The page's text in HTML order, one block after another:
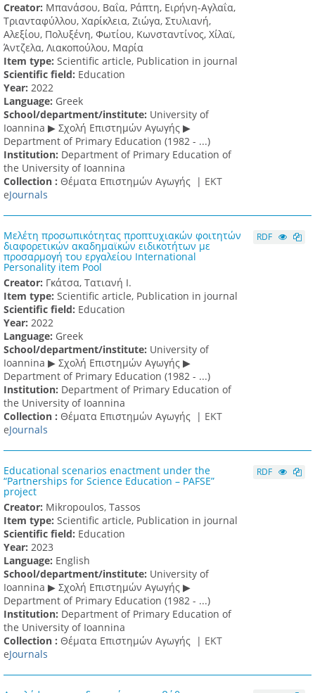
Creator: Μπανάσου, Βαΐα, Ράπτη, Ειρήνη-Αγλαΐα,
Τριανταφύλλου, Χαρίκλεια, Ζιώγα, Στυλιανή,
Αλεξίου, Πολυξένη, Φωτίου, Κωνσταντίνος, Χίλαϊ,
Άντζελα, Λιακοπούλου, Μαρία
Item type: Scientific article, Publication in journal
Scientific field: Education
Υear: 2022
Language: Greek
School/department/institute: University of
Ioannina ▶ Σχολή Επιστημών Αγωγής ▶
Department of Primary Education (1982 - ...)
Institution: Department of Primary Education of
the University of Ioannina
Collection : Θέματα Επιστημών Αγωγής | ΕΚΤ
eJournals
Μελέτη προσωπικότητας προπτυχιακών φοιτητών
διαφορετικών ακαδημαϊκών ειδικοτήτων με
προσαρμογή του εργαλείου International
Personality item Pool
Creator: Γκάτσα, Τατιανή Ι.
Item type: Scientific article, Publication in journal
Scientific field: Education
Υear: 2022
Language: Greek
School/department/institute: University of
Ioannina ▶ Σχολή Επιστημών Αγωγής ▶
Department of Primary Education (1982 - ...)
Institution: Department of Primary Education of
the University of Ioannina
Collection : Θέματα Επιστημών Αγωγής | ΕΚΤ
eJournals
RDF
Educational scenarios enactment under the
“Partnerships for Science Education – PAFSE”
project
Creator: Mikropoulos, Tassos
Item type: Scientific article, Publication in journal
Scientific field: Education
Υear: 2023
Language: English
School/department/institute: University of
Ioannina ▶ Σχολή Επιστημών Αγωγής ▶
Department of Primary Education (1982 - ...)
Institution: Department of Primary Education of
the University of Ioannina
Collection : Θέματα Επιστημών Αγωγής | ΕΚΤ
eJournals
RDF